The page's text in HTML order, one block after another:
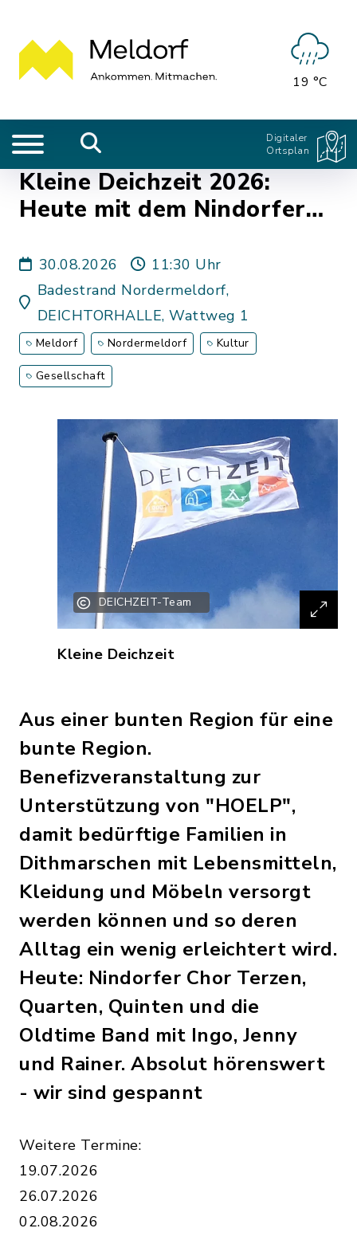
19 °C
Digitaler
Ortsplan
Kleine Deichzeit 2026:
Heute mit dem Nindorfer
30.08.2026
11:30 Uhr
Badestrand Nordermeldorf,
DEICHTORHALLE, Wattweg 1
Meldorf Nordermeldorf Kultur
Gesellschaft
DEICHZEIT-Team
Kleine Deichzeit
Aus einer bunten Region für eine
bunte Region.
Benefizveranstaltung zur
Unterstützung von "HOELP",
damit bedürftige Familien in
Dithmarschen mit Lebensmitteln,
Kleidung und Möbeln versorgt
werden können und so deren
Alltag ein wenig erleichtert wird.
Heute: Nindorfer Chor Terzen,
Quarten, Quinten und die
Oldtime Band mit Ingo, Jenny
und Rainer. Absolut hörenswert
- wir sind gespannt
Weitere Termine:
19.07.2026
26.07.2026
02.08.2026